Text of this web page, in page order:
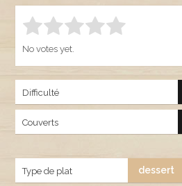
Rate this item: 1.00 SUBMIT RATING
No votes yet.
Difficulté
Couverts
Type de plat dessert